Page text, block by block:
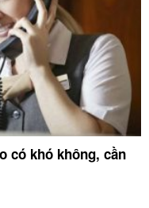
có khó không, cần